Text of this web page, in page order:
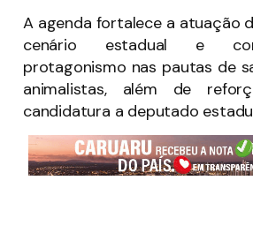
A agenda fortalece a atuação
cenário estadual e
protagonismo nas pautas de
animalistas, além de
candidatura a deputado